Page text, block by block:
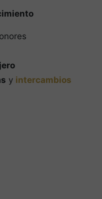
y intercambios